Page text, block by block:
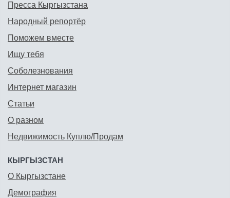
Пресса Кыргызстана
Народный репортёр
Поможем вместе
Ищу тебя
Соболезнования
Интернет магазин
Статьи
О разном
Недвижимость Куплю/Продам
КЫРГЫЗСТАН
О Кыргызстане
Демография